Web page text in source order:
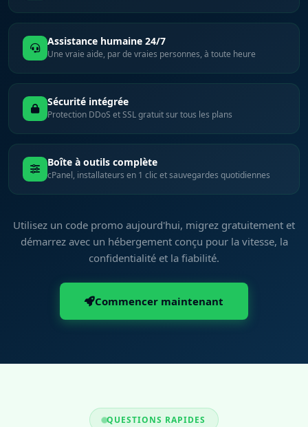
Assistance humaine 24/7
Une vraie aide, par de vraies personnes, à toute heure
Sécurité intégrée
Protection DDoS et SSL gratuit sur tous les plans
Boîte à outils complète
cPanel, installateurs en 1 clic et sauvegardes quotidiennes
Utilisez un code promo aujourd'hui, migrez gratuitement et
démarrez avec un hébergement conçu pour la vitesse, la
confidentialité et la fiabilité.
Commencer maintenant
QUESTIONS RAPIDES